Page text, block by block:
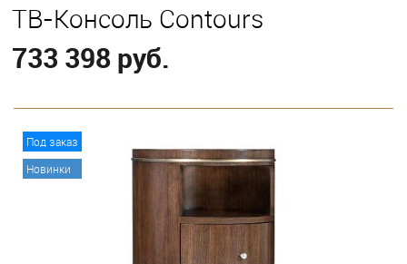
ТВ-Консоль Contours
733 398 руб.
Под заказ
Новинки